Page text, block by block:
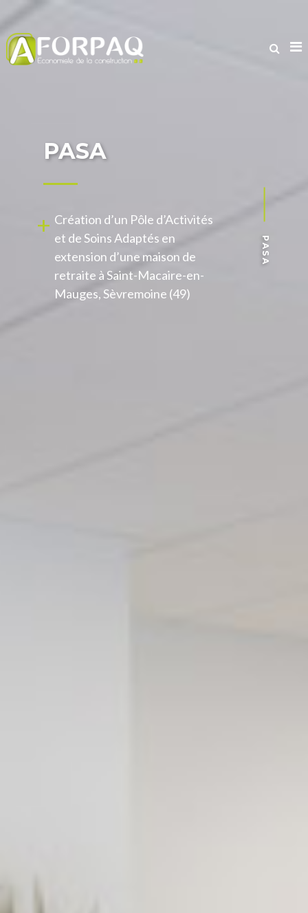
PASA
PASA
+ Création d’un Pôle d’Activités
et de Soins Adaptés en
extension d’une maison de
retraite à Saint-Macaire-en-
Mauges, Sèvremoine (49)